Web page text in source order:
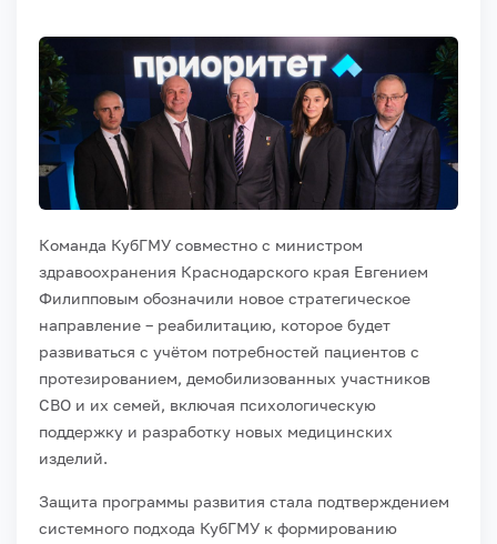
Команда КубГМУ совместно с министром
здравоохранения Краснодарского края Евгением
Филипповым обозначили новое стратегическое
направление – реабилитацию, которое будет
развиваться с учётом потребностей пациентов с
протезированием, демобилизованных участников
СВО и их семей, включая психологическую
поддержку и разработку новых медицинских
изделий.
Защита программы развития стала подтверждением
системного подхода КубГМУ к формированию